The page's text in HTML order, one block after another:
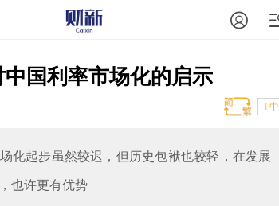
国利率市场化的启示
T中
化起步虽然较迟，但历史包袱也较轻，在发展
也许更有优势